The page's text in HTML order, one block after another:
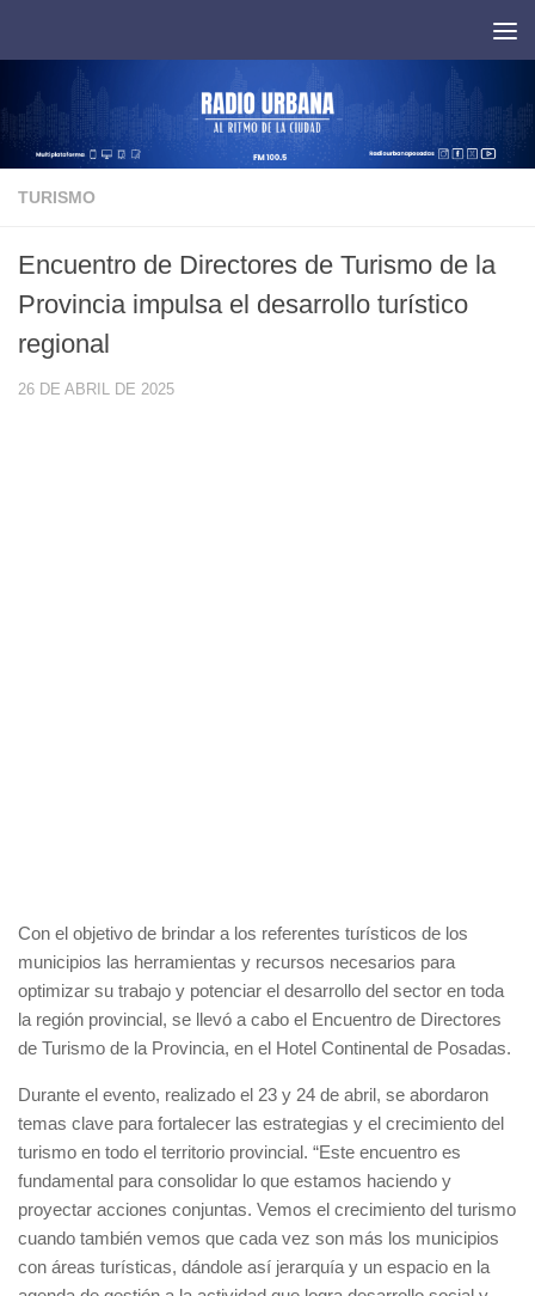
TURISMO
Encuentro de Directores de Turismo de la
Provincia impulsa el desarrollo turístico
regional
26 DE ABRIL DE 2025
Con el objetivo de brindar a los referentes turísticos de los
municipios las herramientas y recursos necesarios para
optimizar su trabajo y potenciar el desarrollo del sector en toda
la región provincial, se llevó a cabo el Encuentro de Directores
de Turismo de la Provincia, en el Hotel Continental de Posadas.
Durante el evento, realizado el 23 y 24 de abril, se abordaron
temas clave para fortalecer las estrategias y el crecimiento del
turismo en todo el territorio provincial. “Este encuentro es
fundamental para consolidar lo que estamos haciendo y
proyectar acciones conjuntas. Vemos el crecimiento del turismo
cuando también vemos que cada vez son más los municipios
con áreas turísticas, dándole así jerarquía y un espacio en la